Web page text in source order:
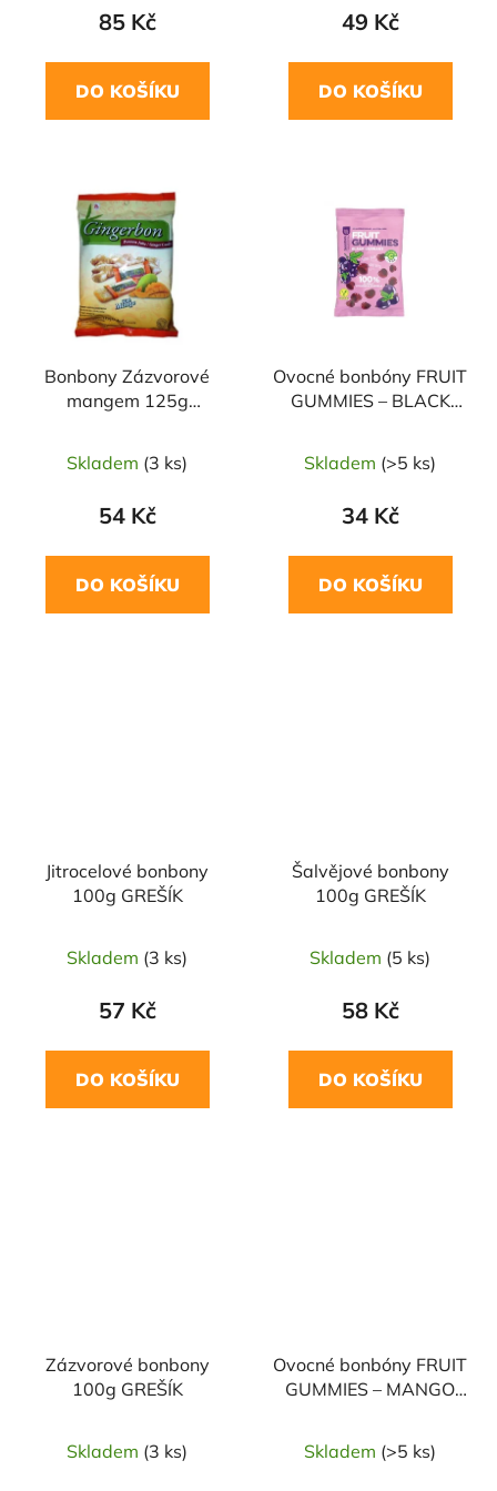
85 Kč
DO KOŠÍKU
49 Kč
DO KOŠÍKU
Bonbony Zázvorové
mangem 125g
Skladem (3 ks)
54 Kč
DO KOŠÍKU
Ovocné bonbóny FRUIT
GUMMIES – BLACK
Skladem (>5 ks)
34 Kč
DO KOŠÍKU
Jitrocelové bonbony
100g GREŠÍK
Skladem (3 ks)
57 Kč
DO KOŠÍKU
Šalvějové bonbony
100g GREŠÍK
Skladem (5 ks)
58 Kč
DO KOŠÍKU
Zázvorové bonbony
100g GREŠÍK
Skladem (3 ks)
Ovocné bonbóny FRUIT
GUMMIES – MANGO
Skladem (>5 ks)